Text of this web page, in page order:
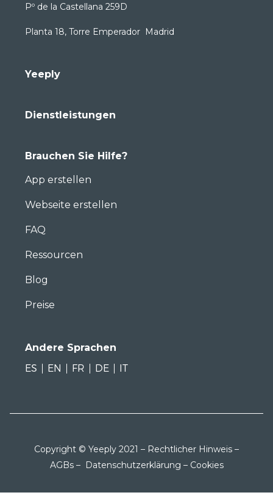
Pº de la Castellana 259D
Planta 18, Torre Emperador Madrid
Yeeply
Dienstleistungen
Brauchen Sie Hilfe?
App erstellen
Webseite erstellen
FAQ
Ressourcen
Blog
Preise
Andere Sprachen
ES
EN FR DE IT
Copyright © Yeeply 2021 – Rechtlicher Hinweis –
AGBs– Datenschutzerklärung – Cookies